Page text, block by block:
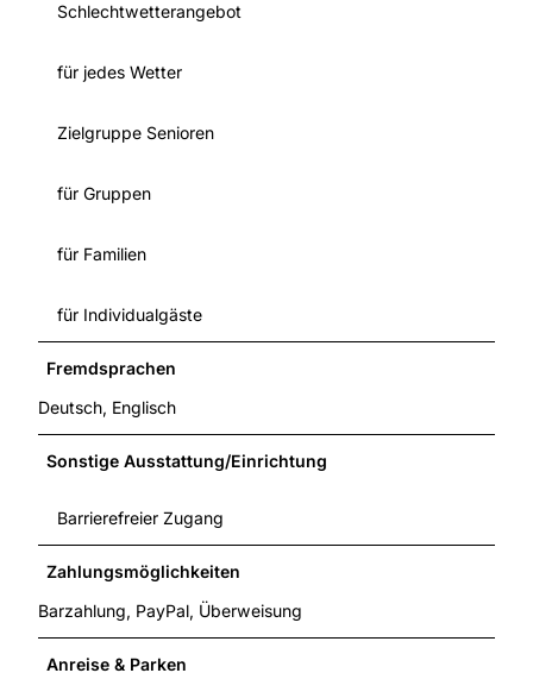
Schlechtwetterangebot
für jedes Wetter
Zielgruppe Senioren
für Gruppen
für Familien
für Individualgäste
Fremdsprachen
Deutsch, Englisch
Sonstige Ausstattung/Einrichtung
Barrierefreier Zugang
Zahlungsmöglichkeiten
Barzahlung, PayPal, Überweisung
Anreise & Parken